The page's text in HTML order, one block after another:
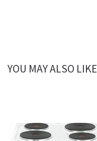
YOU MAY ALSO LIKE